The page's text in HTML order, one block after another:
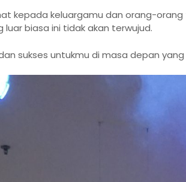
kepada keluargamu dan orang-
biasa ini tidak akan terwujud.
sukses untukmu di masa depan